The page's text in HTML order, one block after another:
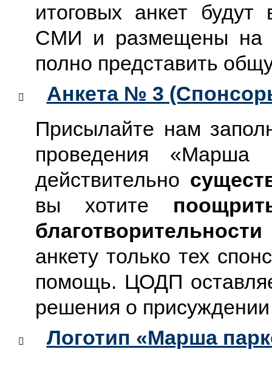
итоговых анкет
СМИ и размещены на
полно представить
​ Анкета № 3
Присылайте нам
проведения
действительно
вы хотите
благотворительно
анкету только тех
помощь. ЦОДП
решения о
​ Логотип «Марша